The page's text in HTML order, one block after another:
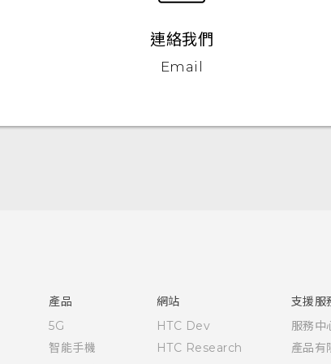
連絡我們
Email
產品
5G
智能手機
網站
HTC Dev
HTC Research
支援服
服務中
產品有